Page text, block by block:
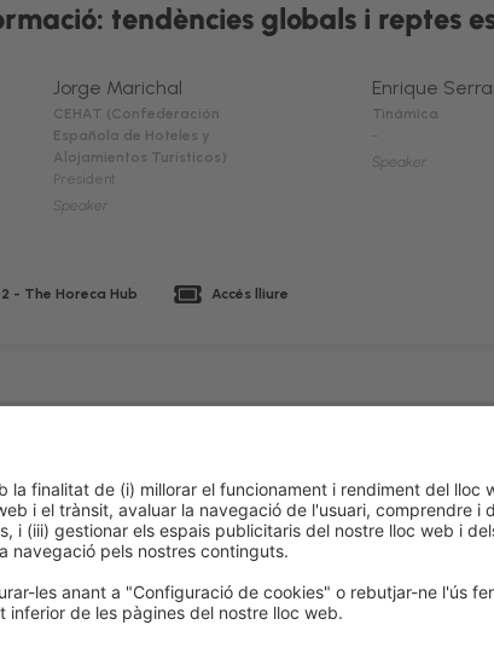
tendències globals i reptes
Jorge Marichal
CEHAT (Confederación
Española de Hoteles y
Alojamientos Turísticos)
President
Speaker
Enrique
Tinámica
-
Speaker
- The Horeca Hub Accés lliure